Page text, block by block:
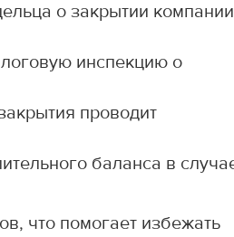
о закрытии
инспекцию о
проводит
баланса в
что помогает избежать